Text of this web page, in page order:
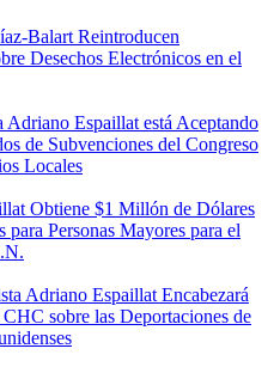
Balart Reintroducen
Desechos Electrónicos en el
Espaillat está Aceptando
de Subvenciones del Congreso
Locales
Obtiene $1 Millón de Dólares
para Personas Mayores para el
Adriano Espaillat Encabezará
sobre las Deportaciones de